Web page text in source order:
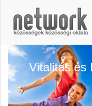
Vitalitás és